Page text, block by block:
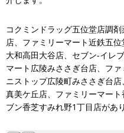
コクミンドラッグ五位堂店調
店、ファミリーマート近鉄五
大和高田大谷店、セブン-イレ
マート広陵みささぎ台店、フ
ニストップ広陵町みささぎ台
真美ケ丘店、ファミリーマー
ブン香芝すみれ野1丁目店があ
ローソン 香芝瓦口店
マート近鉄五位堂駅改札外橋上店